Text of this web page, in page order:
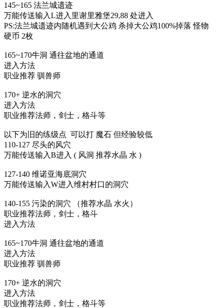
145~165 法兰城遗迹
万能传送输入L进入里谢里雅堡29,88 处进入
PS:法兰城遗迹内随机遇到大公鸡 杀掉大公鸡100%掉落 怪物
硬币 2枚
165~170牛洞 通往盆地的通道
进入方法
职业推荐 驯兽师
170+ 逆水的洞穴
进入方法
职业推荐法师，剑士，格斗等
以下为旧的练级点 可以打 魔石 但经验较低
110-127 尽头的风穴
万能传送输入B进入 ( 风洞 推荐水晶 水 )
127-140 维诺亚海底洞穴
万能传送输入W进入维村村口的洞穴
140-155 污染的洞穴 （推荐水晶 水火）
职业推荐法师，剑士，格斗
进入方法
165~170牛洞 通往盆地的通道
进入方法
职业推荐 驯兽师
170+ 逆水的洞穴
进入方法
职业推荐法师，剑士，格斗等